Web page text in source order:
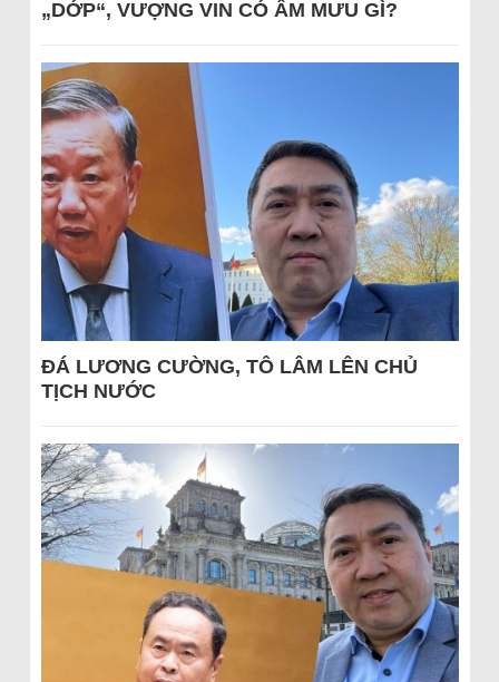
„DỚP“, VƯỢNG VIN CÓ ÂM MƯU GÌ?
ĐÁ LƯƠNG CƯỜNG, TÔ LÂM LÊN CHỦ
TỊCH NƯỚC